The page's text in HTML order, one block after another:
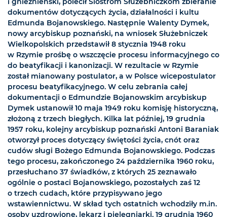
dokumentów dotyczących życia, działalności i kultu
Edmunda Bojanowskiego. Następnie Walenty Dymek,
nowy arcybiskup poznański, na wniosek Służebniczek
Wielkopolskich przedstawił 8 stycznia 1948 roku
w Rzymie prośbę o wszczęcie procesu informacyjnego co
do beatyfikacji i kanonizacji. W rezultacie w Rzymie
został mianowany postulator, a w Polsce wicepostulator
procesu beatyfikacyjnego. W celu zebrania całej
dokumentacji o Edmundzie Bojanowskim arcybiskup
Dymek ustanowił 10 maja 1949 roku komisję historyczną,
złożoną z trzech biegłych. Kilka lat później, 19 grudnia
1957 roku, kolejny arcybiskup poznański Antoni Baraniak
otworzył proces dotyczący świętości życia, cnót oraz
cudów sługi Bożego Edmunda Bojanowskiego. Podczas
tego procesu, zakończonego 24 października 1960 roku,
przesłuchano 37 świadków, z których 25 zeznawało
ogólnie o postaci Bojanowskiego, pozostałych zaś 12
o trzech cudach, które przypisywano jego
wstawiennictwu. W skład tych ostatnich wchodziły m.in.
osoby uzdrowione, lekarz i pielęgniarki. 19 grudnia 1960